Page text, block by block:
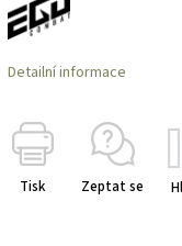
Detailní informace
Tisk Zeptat se